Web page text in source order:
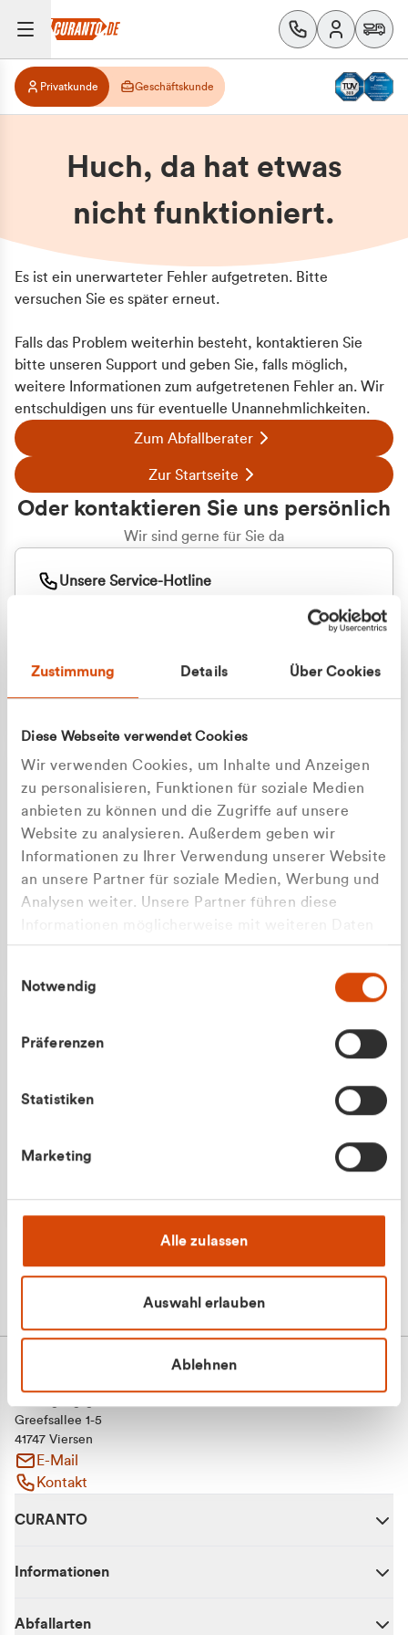
Zustimmung Details Über Cookies
Diese Webseite verwendet Cookies
Wir verwenden Cookies, um Inhalte und Anzeigen
zu personalisieren, Funktionen für soziale Medien
anbieten zu können und die Zugriffe auf unsere
Website zu analysieren. Außerdem geben wir
Informationen zu Ihrer Verwendung unserer Website
an unsere Partner für soziale Medien, Werbung und
Analysen weiter. Unsere Partner führen diese
zusammen, die Sie ihnen bereitgestellt haben oder
gesammelt haben.
Notwendig
Präferenzen
Statistiken
Marketing
Alle zulassen
Auswahl erlauben
Ablehnen
Zu welcher Kundengruppe
Privatkunde Geschäftskunde
Huch, da hat etwas
nicht funktioniert.
Es ist ein unerwarteter Fehler aufgetreten. Bitte
versuchen Sie es später erneut.
Falls das Problem weiterhin besteht, kontaktieren Sie
bitte unseren Support und geben Sie, falls möglich,
weitere Informationen zum aufgetretenen Fehler an. Wir
entschuldigen uns für eventuelle Unannehmlichkeiten.
Zum Abfallberater
Zur Startseite
Oder kontaktieren Sie uns persönlich
Wir sind gerne für Sie da
Unsere Service-Hotline
+49 177 8376058
Apilash Balanesan
Greefsallee 1-5
41747 Viersen
E-Mail
Kontakt
CURANTO
Informationen
Abfallarten